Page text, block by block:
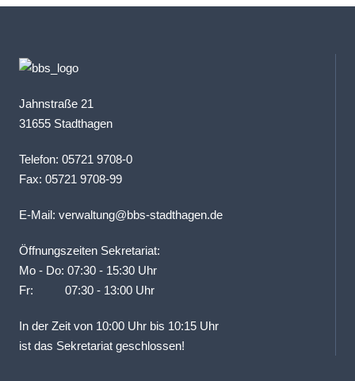
Jahnstraße 21
31655 Stadthagen
Telefon: 05721 9708-0
Fax: 05721 9708-99
E-Mail: verwaltung@bbs-stadthagen.de
Öffnungszeiten Sekretariat:
Mo - Do: 07:30 - 15:30 Uhr
Fr: 07:30 - 13:00 Uhr
In der Zeit von 10:00 Uhr bis 10:15 Uhr
ist das Sekretariat geschlossen!